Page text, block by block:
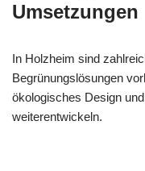
Umsetzungen
In Holzheim sind
Begrünungslösungen
ökologisches Design
weiterentwickeln.